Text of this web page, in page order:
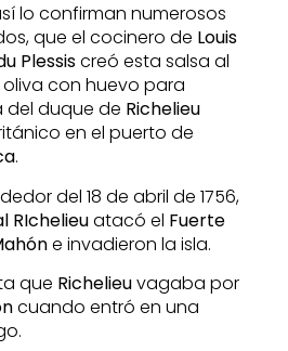
lo confirman numerosos
que el cocinero de Louis
Plessiscreó esta salsa al
con huevo para
del duque de Richelieu
en el puerto de
.
del 18 de abril de 1756,
RIchelieuatacó el Fuerte
e invadieron la isla.
que Richelieuvagaba por
cuando entró en una